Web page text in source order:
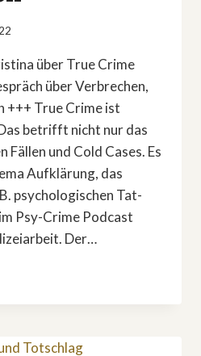
über True Crime
über Verbrechen,
+++ True Crime ist
betrifft nicht nur das
Fällen und Cold Cases. Es
Aufklärung, das
psychologischen Tat-
Psy-Crime Podcast
Der…